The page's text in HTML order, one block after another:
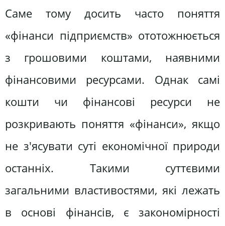
Саме тому досить часто поняття
«фінанси підприємств» ототожнюється
з грошовими коштами, наявними
фінансовими ресурсами. Однак самі
кошти чи фінансові ресурси не
розкривають поняття «фінанси», якщо
не з'ясувати суті економічної природи
останніх. Такими суттєвими
загальними властивостями, які лежать
в основі фінансів, є закономірності